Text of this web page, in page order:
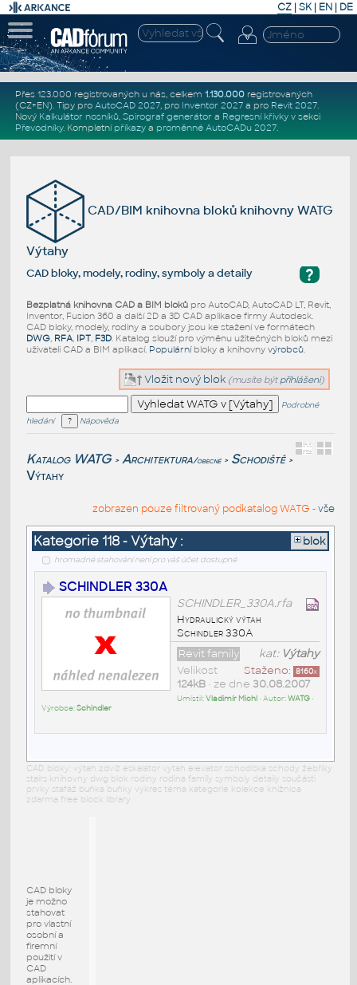
CZ | SK| EN | DE
Přes 123.000 registrovaných u nás, celkem 1.130.000registrovaných
(CZ+EN). Tipy pro AutoCAD 2027, pro Inventor 2027a pro Revit 2027.
Nový Kalkulátor nosníků, Spirograf generátor a Regresní křivkyv sekci
Převodníky. Kompletní příkazya proměnné AutoCADu 2027.
CAD/BIM knihovna bloků knihovny WATG
Výtahy
?
CAD bloky, modely, rodiny, symboly a detaily
Bezplatná knihovna CAD a BIM blokůpro AutoCAD, AutoCAD LT, Revit,
Inventor, Fusion 360 a další 2D a 3D CAD aplikace firmy Autodesk.
CAD bloky, modely, rodiny a soubory jsou ke stažení ve formátech
DWG, RFA, IPT, F3D. Katalog slouží pro výměnu užitečných bloků mezi
uživateli CAD a BIM aplikací. Populárníbloky a knihovny výrobců.
Vložit nový blok (musíte být přihlášeni)
Podrobné
hledání
Nápověda
Katalog WATG > Architektura/obecné > Schodiště >
Výtahy
zobrazen pouze filtrovaný podkatalog WATG -vše
Kategorie 118 - Výtahy : blok
hromadné stahování není pro váš účet dostupné
SCHINDLER 330A
SCHINDLER_330A.rfa
Hydraulický výtah
Schindler 330A
kat: Výtahy
Revit family
Staženo: 8160x
Velikost
124kB• ze dne 30.08.2007
Umístil:Vladimír Michl• Autor:WATG•
Výrobce:Schindler
CAD bloky: výtah zdviž eskalátor vytah elevator schodiska schody žebříky
stairs knihovny dwg blok rodiny rodina family symboly detaily součásti
prvky stafáž buňka buňky výkres téma kategorie kolekce knižnica
zdarma free block library
CAD bloky
je možno
stahovat
pro vlastní
osobní a
firemní
použití v
CAD
aplikacích.